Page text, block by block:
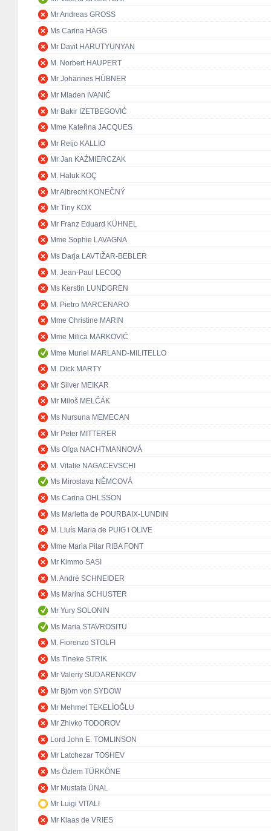
Mr Andreas GROSS
Ms Carina HÄGG
Mr Davit HARUTYUNYAN
M. Norbert HAUPERT
Mr Johannes HÜBNER
Mr Mladen IVANIĆ
Mr Bakir IZETBEGOVIĆ
Mme Kateřina JACQUES
Mr Reijo KALLIO
Mr Jan KAŹMIERCZAK
M. Haluk KOÇ
Mr Albrecht KONEČNÝ
Mr Tiny KOX
Mr Franz Eduard KÜHNEL
Mme Sophie LAVAGNA
Ms Darja LAVTIŽAR-BEBLER
M. Jean-Paul LECOQ
Ms Kerstin LUNDGREN
M. Pietro MARCENARO
Mme Christine MARIN
Mme Milica MARKOVIĆ
Mme Muriel MARLAND-MILITELLO
M. Dick MARTY
Mr Silver MEIKAR
Mr Miloš MELČÁK
Ms Nursuna MEMECAN
Mr Peter MITTERER
Ms Oľga NACHTMANNOVÁ
M. Vitalie NAGACEVSCHI
Ms Miroslava NĚMCOVÁ
Ms Carina OHLSSON
Ms Marietta de POURBAIX-LUNDIN
M. Lluís Maria de PUIG i OLIVE
Mme Maria Pilar RIBA FONT
Mr Kimmo SASI
M. André SCHNEIDER
Ms Marina SCHUSTER
Mr Yury SOLONIN
Ms Maria STAVROSITU
M. Fiorenzo STOLFI
Ms Tineke STRIK
Mr Valeriy SUDARENKOV
Mr Björn von SYDOW
Mr Mehmet TEKELİOĞLU
Mr Zhivko TODOROV
Lord John E. TOMLINSON
Mr Latchezar TOSHEV
Ms Özlem TÜRKÖNE
Mr Mustafa ÜNAL
Mr Luigi VITALI
Mr Klaas de VRIES